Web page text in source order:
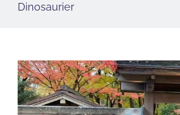
Dinosaurier